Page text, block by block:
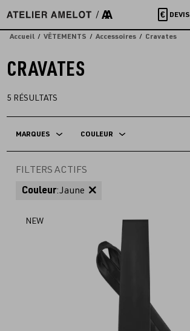
directement
au
€ DEVIS
Accueil VÊTEMENTS Accessoires Cravates
CRAVATES
5 RÉSULTATS
MARQUES COULEUR
FILTERS ACTIFS
Couleur:Jaune
NEW